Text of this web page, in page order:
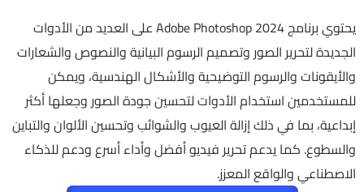
يحتوي برنامج Adobe Photoshop 2024 على العديد من الأدوات
الجديدة لتحرير الصور وتصميم الرسوم البيانية والنصوص والشعارات
والأيقونات والرسوم التوضيحية والأشكال الهندسية، ويمكن
للمستخدمين استخدام الأدوات لتحسين جودة الصور وجعلها أكثر
إبداعية، بما في ذلك إزالة العيوب والشوائب وتحسين الألوان والتباين
والسطوع. كما يدعم تحرير فيديو أفضل وأداء أسرع ودعم للذكاء
الاصطناعي والواقع المعزز.